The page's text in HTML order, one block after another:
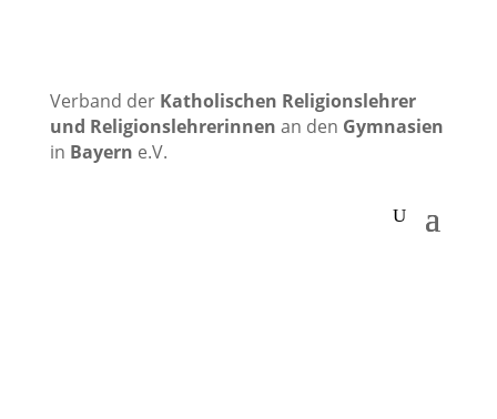
Verband der Katholischen Religionslehrer
und Religionslehrerinnen an den Gymnasien
in Bayern e.V.